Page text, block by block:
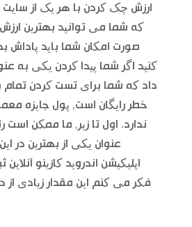
ارزش چک کردن با هر یک از سایت
که شما می توانید بهترین
صورت امکان شما باید پاداش
کنید اگر شما پیدا کردن یکی به
داد که شما برای تست کردن تمام
خطر رایگان است, پول جایزه
ندارد. اول تا زیر, ما ممکن است
عنوان یکی از بهترین در
اپلیکیشن اندروید کازینو آنلاین
فکر می کنم این مقدار زیادی از